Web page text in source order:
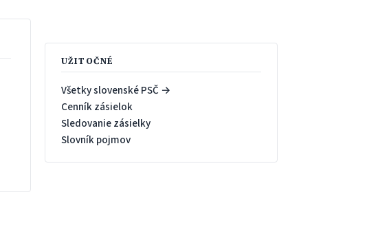
UŽITOČNÉ
Všetky slovenské PSČ →
Cenník zásielok
Sledovanie zásielky
Slovník pojmov